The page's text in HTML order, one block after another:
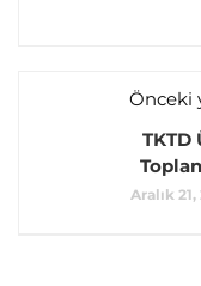
Önceki
TKTD
Aralık 21,